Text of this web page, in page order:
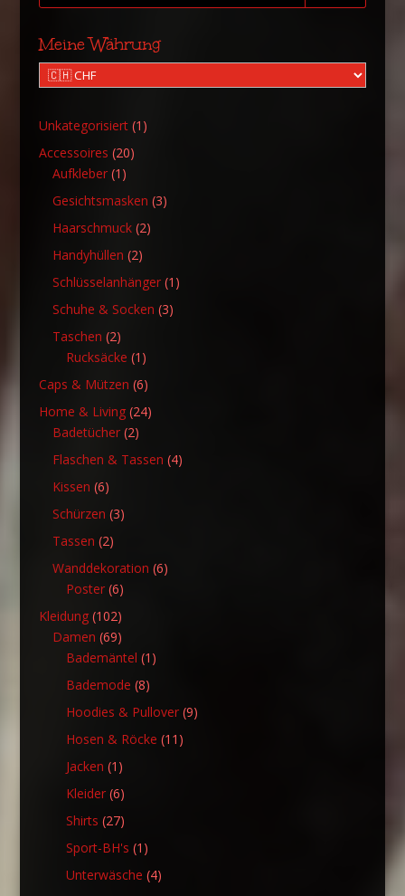
Meine Währung
Unkategorisiert 1 1
Accessoires 2020
Aufkleber 1 1
Produkt
Gesichtsmasken 33
Haarschmuck 22
Handyhüllen 22
Produkte
Schlüsselanhänger 1 1
Schuhe & Socken 33
Taschen 22
Produkte
Rucksäcke 1 1
Produkt
Caps & Mützen 66
Produkte
Home & Living 2424
Badetücher 22
Produkte
Flaschen & Tassen 44
Kissen 66
Produkte
Schürzen 33
Tassen 22
Produkte
Wanddekoration 66
Poster 66
Produkte
Kleidung 102102
Produkte
Damen 6969
Produkte
Bademäntel 1 1
Bademode 88
Produkte
Hoodies & Pullover 99
Hosen & Röcke 11 11
Jacken 1 1
Produkt
Kleider 66
Produkte
Shirts 2727
Produkte
Sport-BH's 1 1
Produkt
Unterwäsche 44